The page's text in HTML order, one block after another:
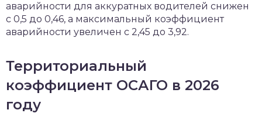
аварийности для аккуратных водителей снижен
с 0,5 до 0,46, а максимальный коэффициент
аварийности увеличен с 2,45 до 3,92.
Территориальный
коэффициент ОСАГО в 2026
году